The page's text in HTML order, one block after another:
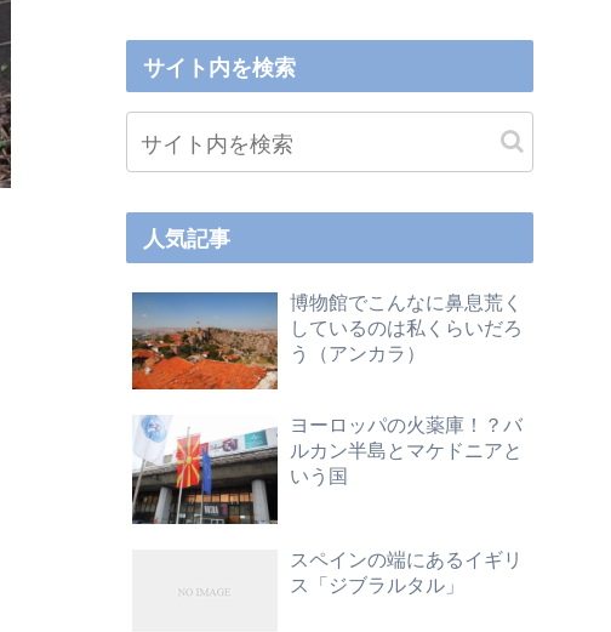
サイト内を検索
人気記事
博物館でこんなに鼻息荒く
しているのは私くらいだろ
う（アンカラ）
ヨーロッパの火薬庫！？バ
ルカン半島とマケドニアと
いう国
スペインの端にあるイギリ
ス「ジブラルタル」